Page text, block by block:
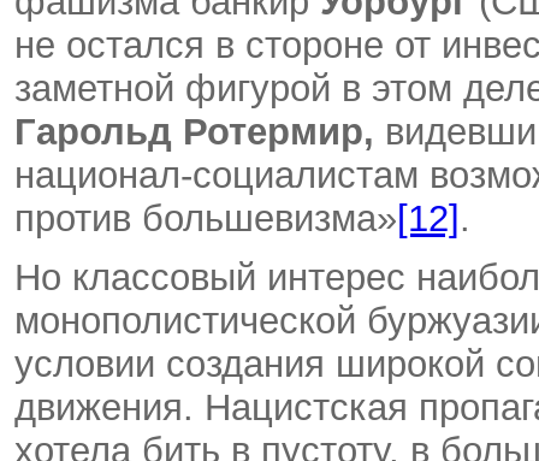
не остался в стороне от
заметной фигурой в этом
Гарольд Ротермир,
национал-социалистам
против большевизма»[12] .
Но классовый интерес
монополистической
условии создания широкой
движения. Нацистская
хотела бить в пустоту, в